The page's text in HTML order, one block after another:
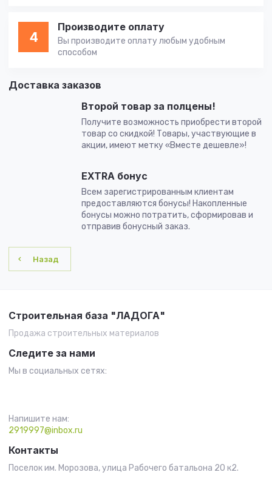
4
Производите оплату
Вы производите оплату любым удобным
способом
Доставка заказов
Второй товар за полцены!
Получите возможность приобрести второй
товар со скидкой! Товары, участвующие в
акции, имеют метку «Вместе дешевле»!
EXTRA бонус
Всем зарегистрированным клиентам
предоставляются бонусы! Накопленные
бонусы можно потратить, сформировав и
отправив бонусный заказ.
Назад
Строительная база "ЛАДОГА"
Продажа строительных материалов
Следите за нами
Мы в социальных сетях:
Напишите нам:
2919997@inbox.ru
Контакты
Поселок им. Морозова, улица Рабочего батальона 20 к2.